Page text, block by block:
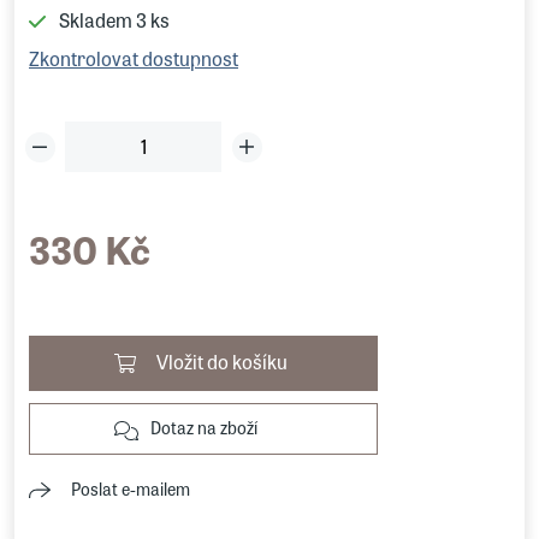
Skladem3 ks
Zkontrolovat dostupnost
330 Kč
Vložit do košíku
Dotaz na zboží
Poslat e-mailem